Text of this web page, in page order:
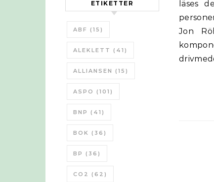
ETIKETTER
ABF (15)
ALEKLETT (41)
ALLIANSEN (15)
ASPO (101)
BNP (41)
BOK (36)
BP (36)
CO2 (62)
läses
Jon